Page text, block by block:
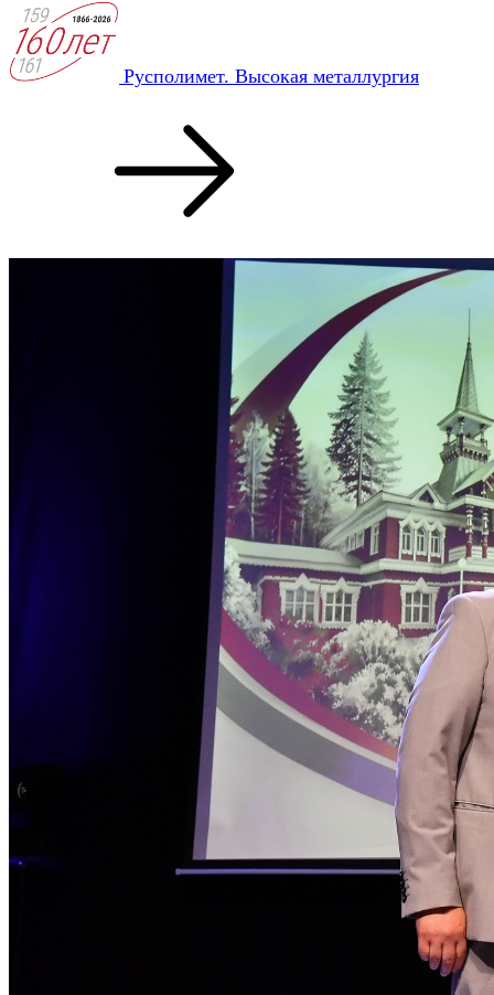
Русполимет. Высокая металлургия